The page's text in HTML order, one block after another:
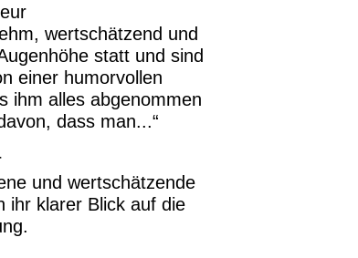
wertschätzend und
statt und sind
einer humorvollen
ihm alles abgenommen
dass man...
und wertschätzende
ihr klarer Blick auf die